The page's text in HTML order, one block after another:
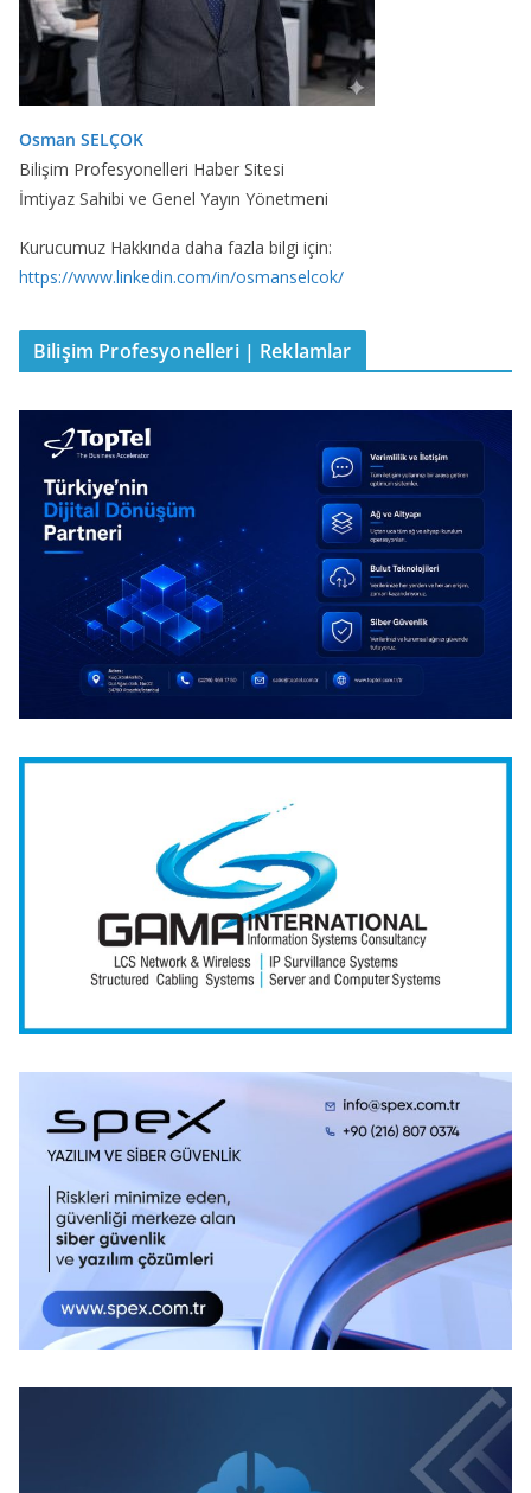
Osman SELÇOK
Bilişim Profesyonelleri Haber Sitesi
İmtiyaz Sahibi ve Genel Yayın Yönetmeni
Kurucumuz Hakkında daha fazla bilgi için:
https://www.linkedin.com/in/osmanselcok/
Bilişim Profesyonelleri | Reklamlar